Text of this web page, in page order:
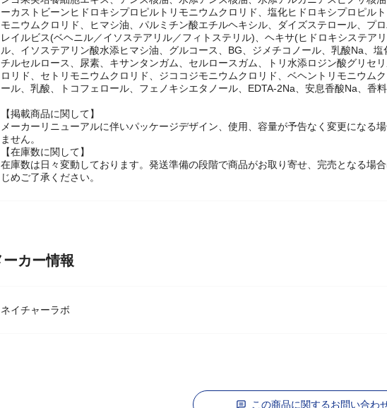
ンゴ果実培養細胞エキス、アンズ核油、水添アンズ核油、水添アルガニアスピノサ核
ーカストビーンヒドロキシプロピルトリモニウムクロリド、塩化ヒドロキシプロピル
モニウムクロリド、ヒマシ油、パルミチン酸エチルヘキシル、ダイズステロール、プ
レイルビス(ベヘニル／イソステアリル／フィトステリル)、ヘキサ(ヒドロキシステア
ル、イソステアリン酸水添ヒマシ油、グルコース、BG、ジメチコノール、乳酸Na、
チルセルロース、尿素、キサンタンガム、セルロースガム、トリ水添ロジン酸グリセ
ロリド、セトリモニウムクロリド、ジココジモニウムクロリド、ベヘントリモニウム
【掲載商品に関して】
メーカーリニューアルに伴いパッケージデザイン、使用、容量が予告なく変更になる
ません。
【在庫数に関して】
在庫数は日々変動しております。発送準備の段階で商品がお取り寄せ、完売となる場